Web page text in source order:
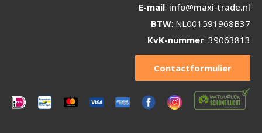
E-mail: info@maxi-trade.nl
BTW: NL001591968B37
KvK-nummer: 39063813
Contactformulier